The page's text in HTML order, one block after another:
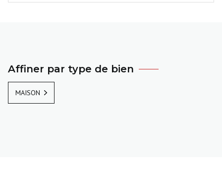
Affiner par type de bien
MAISON